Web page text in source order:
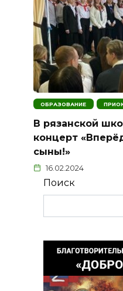
ОБРАЗОВАНИЕ
В рязанской
концерт
сыны!»
16.02.2024
Поиск